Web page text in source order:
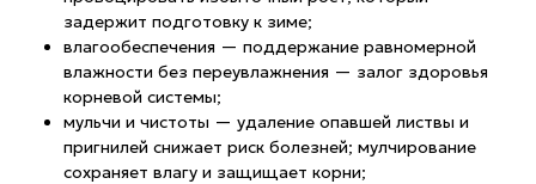
задержит подготовку к зиме;
влагообеспечения — поддержание равномерной
влажности без переувлажнения — залог здоровья
корневой системы;
мульчи и чистоты — удаление опавшей листвы и
пригнилей снижает риск болезней; мулчирование
сохраняет влагу и защищает корни;